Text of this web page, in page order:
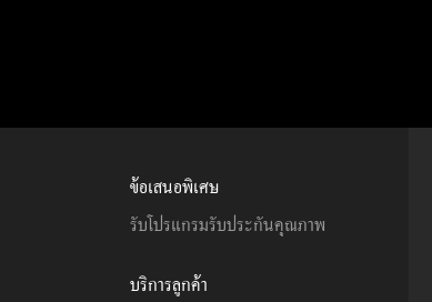
ข้อเสนอพิเศษ
รับโปรแกรมรับประกันคุณภาพ
บริการลูกค้า